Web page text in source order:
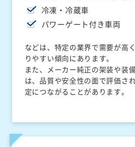
冷凍・冷蔵車
パワーゲート付き車両
などは、特定の業界で需要が高
りやすい傾向にあります。
また、メーカー純正の架装や装
は、品質や安全性の面で評価さ
定につながることがあります。